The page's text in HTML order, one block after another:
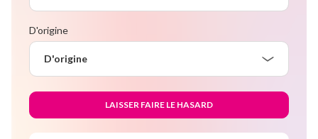
D'origine
D'origine